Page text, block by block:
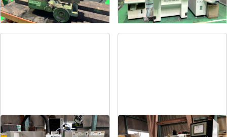
年 式- 年 式2015
平面研削盤 平面研削盤